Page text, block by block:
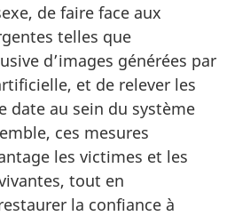
de faire face aux
telles que
d’images générées par
et de relever les
date au sein du système
ces mesures
les victimes et les
tout en
la confiance à